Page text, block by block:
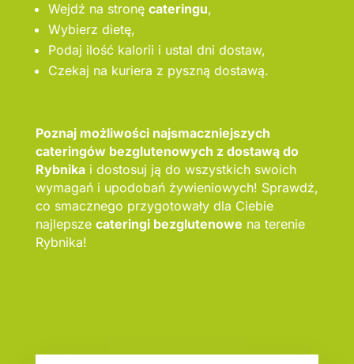
Wejdź na stronę cateringu,
Wybierz dietę,
Podaj ilość kalorii i ustal dni dostaw,
Czekaj na kuriera z pyszną dostawą.
Poznaj możliwości najsmaczniejszych
cateringów bezglutenowych z dostawą do
Rybnikai dostosuj ją do wszystkich swoich
wymagań i upodobań żywieniowych! Sprawdź,
co smacznego przygotowały dla Ciebie
najlepsze cateringi bezglutenowe na terenie
Rybnika!